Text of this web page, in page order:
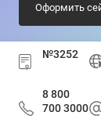
Оформить
№3252
8 800
700 3000